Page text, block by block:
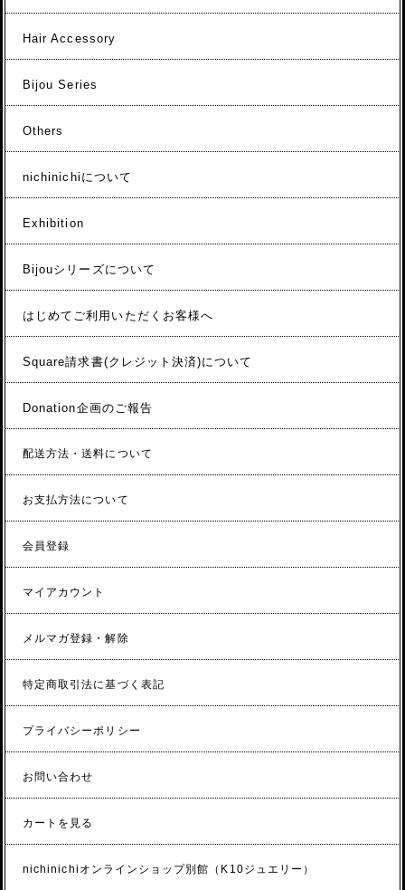
Hair Accessory
Bijou Series
Others
nichinichiについて
Exhibition
Bijouシリーズについて
はじめてご利用いただくお客様へ
Square請求書(クレジット決済)について
Donation企画のご報告
配送方法・送料について
お支払方法について
会員登録
マイアカウント
メルマガ登録・解除
特定商取引法に基づく表記
プライバシーポリシー
お問い合わせ
カートを見る
nichinichiオンラインショップ別館（K10ジュエリー）